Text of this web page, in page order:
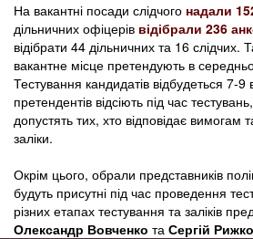
На вакантні посади слідчого надали
дільничних офіцерів відібрали 236
відібрати 44 дільничних та 16
вакантне місце претендують в
Тестування кандидатів відбудеться 7-
претендентів відсіють під час
допустять тих, хто відповідає вимогам
заліки.
Окрім цього, обрали представників
будуть присутні під час проведення
різних етапах тестування та заліків
Олександр Вовченко та Сергій